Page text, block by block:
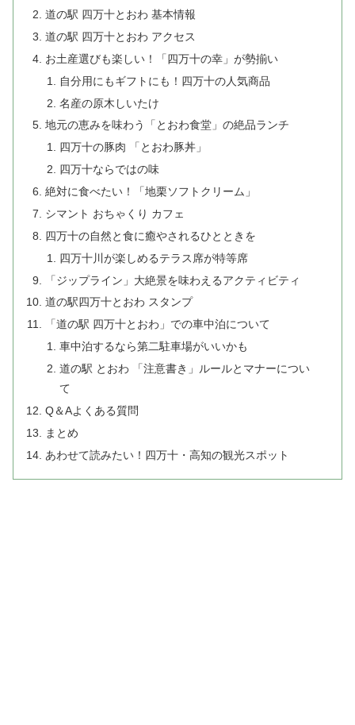
道の駅 四万十とおわ 基本情報
道の駅 四万十とおわ アクセス
お土産選びも楽しい！「四万十の幸」が勢揃い
自分用にもギフトにも！四万十の人気商品
名産の原木しいたけ
地元の恵みを味わう「とおわ食堂」の絶品ランチ
四万十の豚肉 「とおわ豚丼」
四万十ならではの味
絶対に食べたい！「地栗ソフトクリーム」
シマント おちゃくり カフェ
四万十の自然と食に癒やされるひとときを
四万十川が楽しめるテラス席が特等席
「ジップライン」大絶景を味わえるアクティビティ
道の駅四万十とおわ スタンプ
「道の駅 四万十とおわ」での車中泊について
車中泊するなら第二駐車場がいいかも
道の駅 とおわ 「注意書き」ルールとマナーについ
て
Q＆Aよくある質問
まとめ
あわせて読みたい！四万十・高知の観光スポット